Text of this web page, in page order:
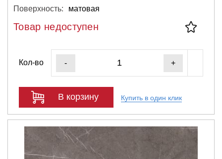
Поверхность:
матовая
Товар недоступен
Кол-во - +
В корзину Купить в один клик